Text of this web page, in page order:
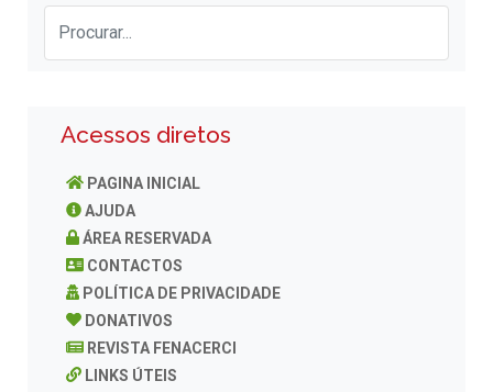
Acessos diretos
PAGINA INICIAL
AJUDA
ÁREA RESERVADA
CONTACTOS
POLÍTICA DE PRIVACIDADE
DONATIVOS
REVISTA FENACERCI
LINKS ÚTEIS